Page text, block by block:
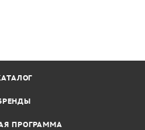
ПРОГРАММА